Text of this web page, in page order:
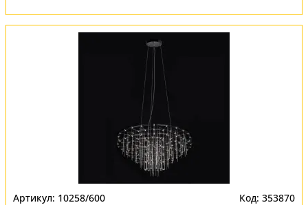
10258/600 353870